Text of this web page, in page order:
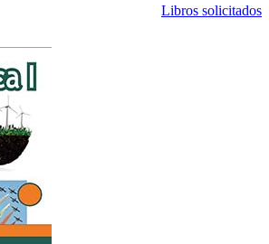
Libros solicitados